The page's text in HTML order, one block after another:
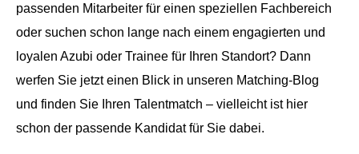
passenden Mitarbeiter für einen speziellen Fachbereich
oder suchen schon lange nach einem engagierten und
loyalen Azubi oder Trainee für Ihren Standort? Dann
werfen Sie jetzt einen Blick in unseren Matching-Blog
und finden Sie Ihren Talentmatch – vielleicht ist hier
schon der passende Kandidat für Sie dabei.